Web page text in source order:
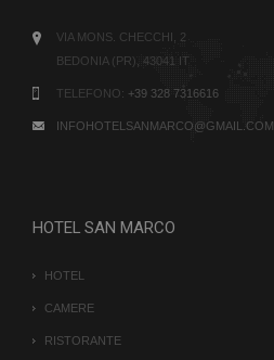
VIA MONS. CHECCHI, 2
BEDONIA (PR), 43041 IT
TELEFONO: +39 328 7316616
INFOHOTELSANMARCO@GMAIL.COM
HOTEL SAN MARCO
HOTEL
CAMERE
RISTORANTE